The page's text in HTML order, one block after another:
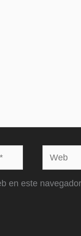
Web
en este